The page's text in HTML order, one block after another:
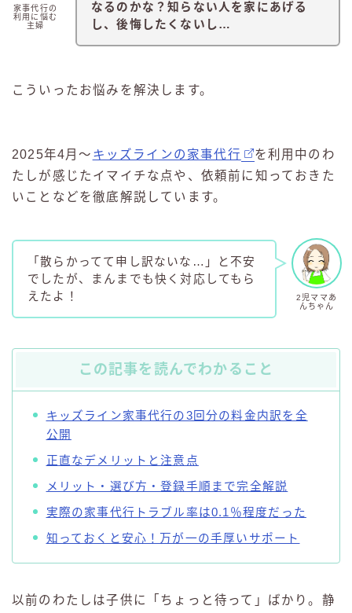
家事代行の
利用に悩む
主婦
なるのかな？知らない人を家にあげる
し、後悔したくないし…
こういったお悩みを解決します。
2025年4月〜 キッズラインの家事代行
を利用中のわ
たしが感じたイマイチな点や、依頼前に知っておきた
いことなどを徹底解説しています。
2児ママあ
んちゃん
「散らかってて申し訳ないな…」と不安
でしたが、まんまでも快く対応してもら
えたよ！
この記事を読んでわかること
キッズライン家事代行の3回分の料金内訳を全
公開
正直なデメリットと注意点
メリット・選び方・登録手順まで完全解説
実際の家事代行トラブル率は0.1％程度だった
知っておくと安心！万が一の手厚いサポート
以前のわたしは子供に「ちょっと待って」ばかり。静